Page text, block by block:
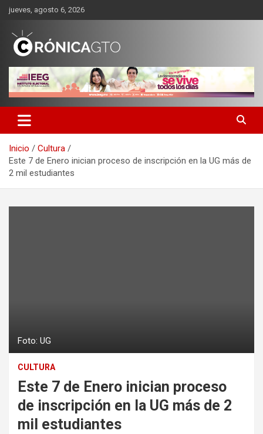
Saltar
contenido
jueves, agosto 6, 2026
CRONICA GUANAJUATO
Inicio
Cultura
Este 7 de Enero inician proceso de inscripción en la UG más de
2 mil estudiantes
Foto: UG
CULTURA
Este 7 de Enero inician proceso
de inscripción en la UG más de 2
mil estudiantes